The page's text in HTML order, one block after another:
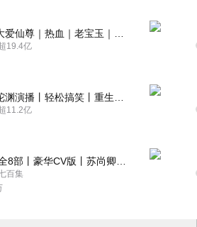
19.4亿
11.2亿
百集